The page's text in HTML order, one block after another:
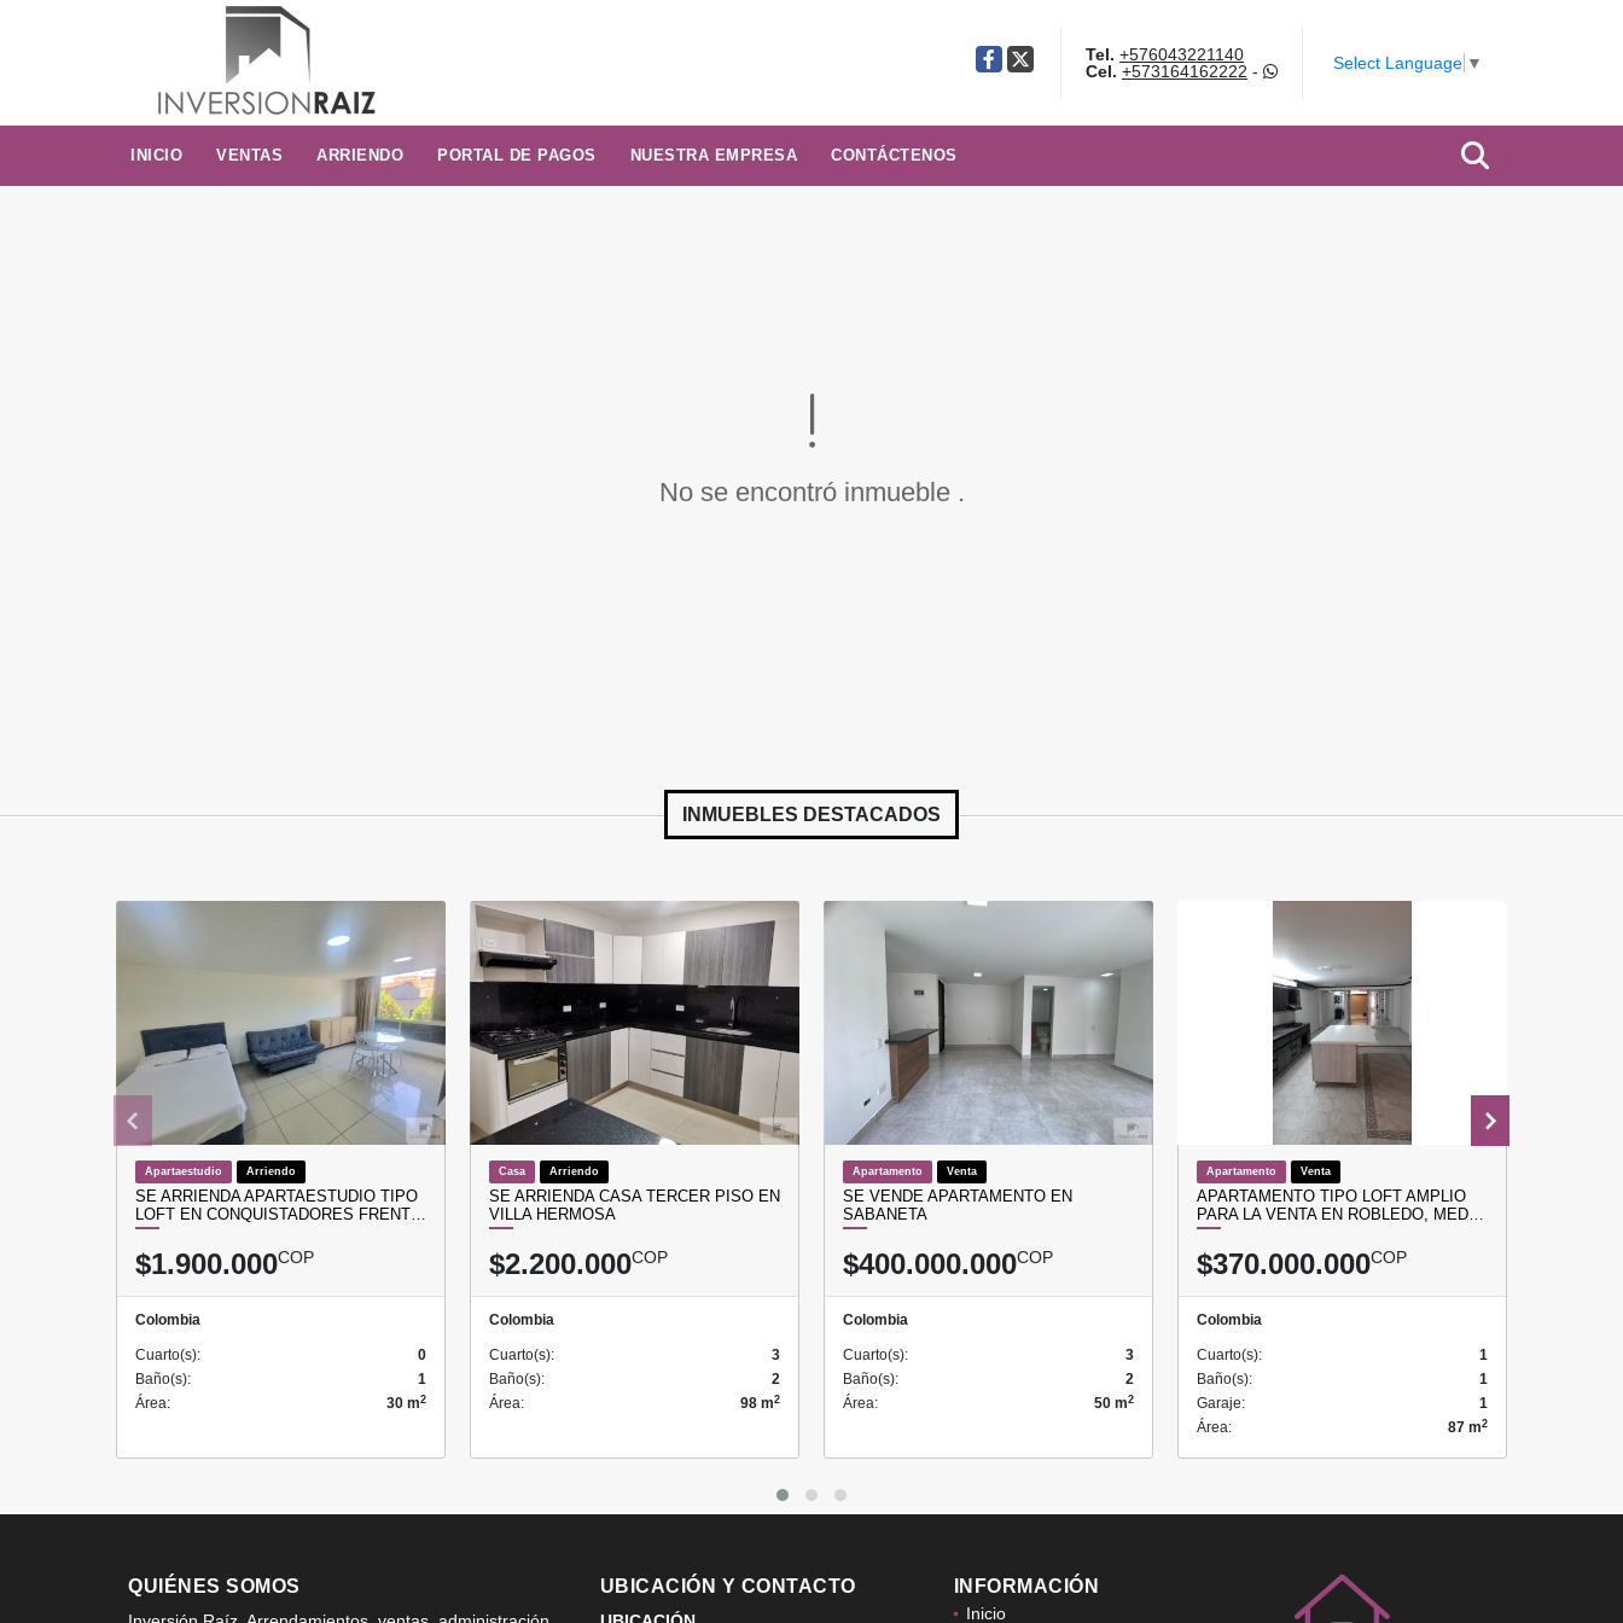
Facebook
X Tel. +576043221140
Cel. +573164162222 - Select Language ▼
INICIO VENTAS ARRIENDO PORTAL DE PAGOS NUESTRA EMPRESA CONTÁCTENOS
No se encontró inmueble .
INMUEBLES DESTACADOS
Apartaestudio Arriendo
SE ARRIENDA APARTAESTUDIO TIPO
LOFT EN CONQUISTADORES FRENT…
$1.900.000COP
Colombia
Cuarto(s):
0
Baño(s):
1
Área:
30 m2
Casa Arriendo
SE ARRIENDA CASA TERCER PISO EN
VILLA HERMOSA
$2.200.000COP
Colombia
Cuarto(s):
3
Baño(s):
2
Área:
98 m2
Apartamento Venta
SE VENDE APARTAMENTO EN
SABANETA
$400.000.000COP
Colombia
Cuarto(s):
3
Baño(s):
2
Área:
50 m2
Apartamento Venta
APARTAMENTO TIPO LOFT AMPLIO
PARA LA VENTA EN ROBLEDO, MED…
$370.000.000COP
Colombia
Cuarto(s):
1
Baño(s):
1
Garaje:
1
Área:
87 m2
QUIÉNES SOMOS UBICACIÓN Y CONTACTO INFORMACIÓN
Inicio